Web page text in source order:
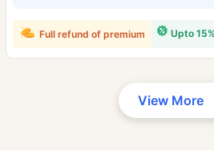
Upto
Full refund of premium
View More